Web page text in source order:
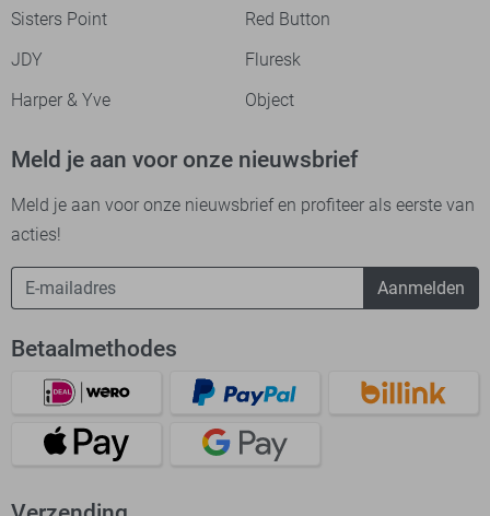
Sisters Point
Red Button
JDY
Fluresk
Harper & Yve
Object
Meld je aan voor onze nieuwsbrief
Meld je aan voor onze nieuwsbrief en profiteer als eerste van
acties!
Aanmelden
Betaalmethodes